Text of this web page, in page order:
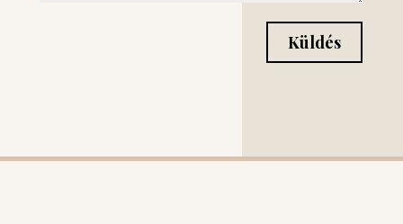
Küldés